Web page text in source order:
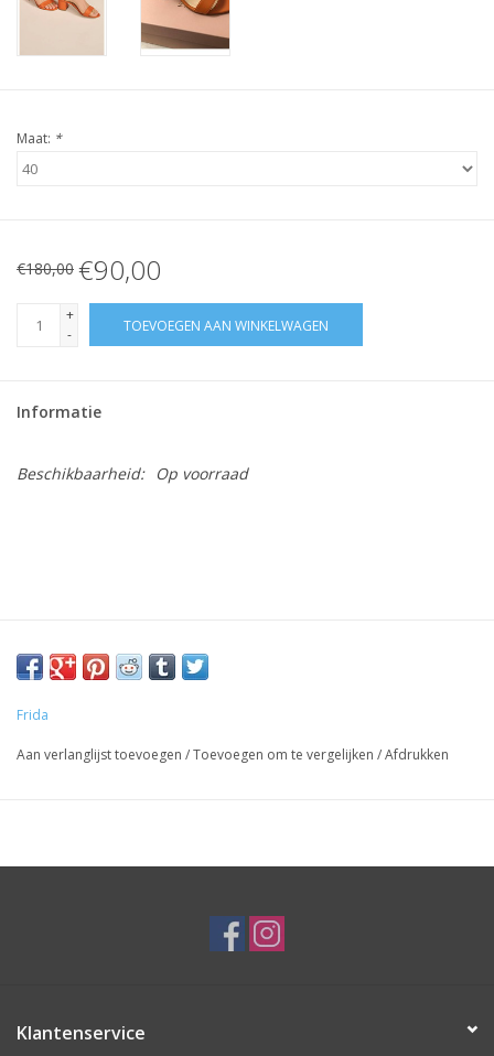
Maat: *
€180,00 €90,00
+
-
TOEVOEGEN AAN WINKELWAGEN
Informatie
Beschikbaarheid: Op voorraad
Frida
Aan verlanglijst toevoegen /Toevoegen om te vergelijken /Afdrukken
Klantenservice